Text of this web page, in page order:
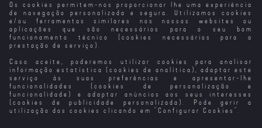
Os cookies permitem-nos proporcionar lhe uma experiência
de navegação personalizada e segura. Utilizamos cookies
e/ou ferramentas similares nos nossos websites ou
aplicações que são necessários para o seu bom
funcionamento técnico (cookies necessários para a
prestação de serviço).
Caso aceite, poderemos utilizar cookies para analisar
informação estatística (cookies de analítica), adaptar este
serviço às suas preferências e apresentar-lhe
funcionalidades (cookies de personalização e
funcionalidade) e adaptar anúncios aos seus interesses
(cookies de publicidade personalizada). Pode gerir a
utilização dos cookies clicando em " Configurar Cookies ".